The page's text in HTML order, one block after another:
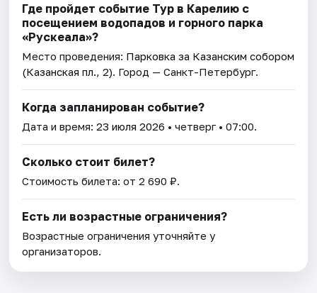
Где пройдет событие Тур в Карелию с
посещением водопадов и горного парка
«Рускеала»?
Место проведения: Парковка за Казанским собором
(Казанская пл., 2). Город — Санкт-Петербург.
Когда запланирован событие?
Дата и время:23 июля 2026 • четверг • 07:00.
Сколько стоит билет?
Стоимость билета: от 2 690 ₽.
Есть ли возрастные ограничения?
Возрастные ограничения уточняйте у
организаторов.